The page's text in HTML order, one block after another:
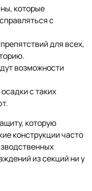
которые
с
для всех,
возможности
с таких
которую
конструкции часто
из секций ни у